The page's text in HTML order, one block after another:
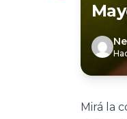
Mirá la